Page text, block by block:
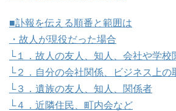
■訃報を伝える順番と範囲は
・故人が現役だった場合
└１．故人の友人、知人、会社や学校
└２．自分の会社関係、ビジネス上の
└３．遺族の友人、知人、関係者
└４．近隣住民、町内会など